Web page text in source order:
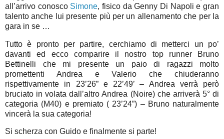
all’arrivo conosco Simone, fisico da Genny Di Napoli e gran
talento anche lui presente più per un allenamento che per la
gara in se …
Tutto è pronto per partire, cerchiamo di metterci un po’
davanti ed ecco comparire il nostro top runner Bruno
Bettinelli che mi presente un paio di ragazzi molto
promettenti Andrea e Valerio che chiuderanno
rispettivamente in 23’26” e 22’49’ – Andrea verrà però
bruciato in volata dall’altro Andrea (Noire) che arriverà 5° di
categoria (M40) e premiato ( 23’24”) – Bruno naturalmente
vincerà la sua categoria!
Si scherza con Guido e finalmente si parte!